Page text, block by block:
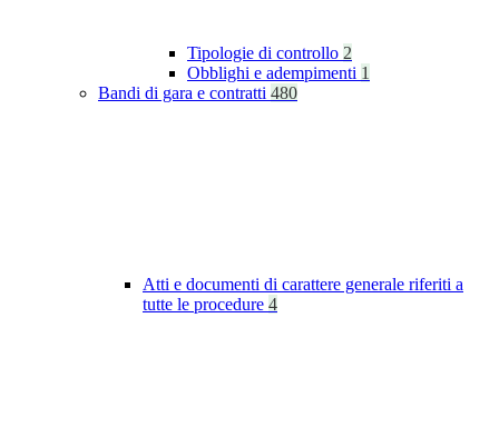
Tipologie di controllo 2
Obblighi e adempimenti 1
Bandi di gara e contratti 480
Atti e documenti di carattere generale riferiti a
tutte le procedure 4